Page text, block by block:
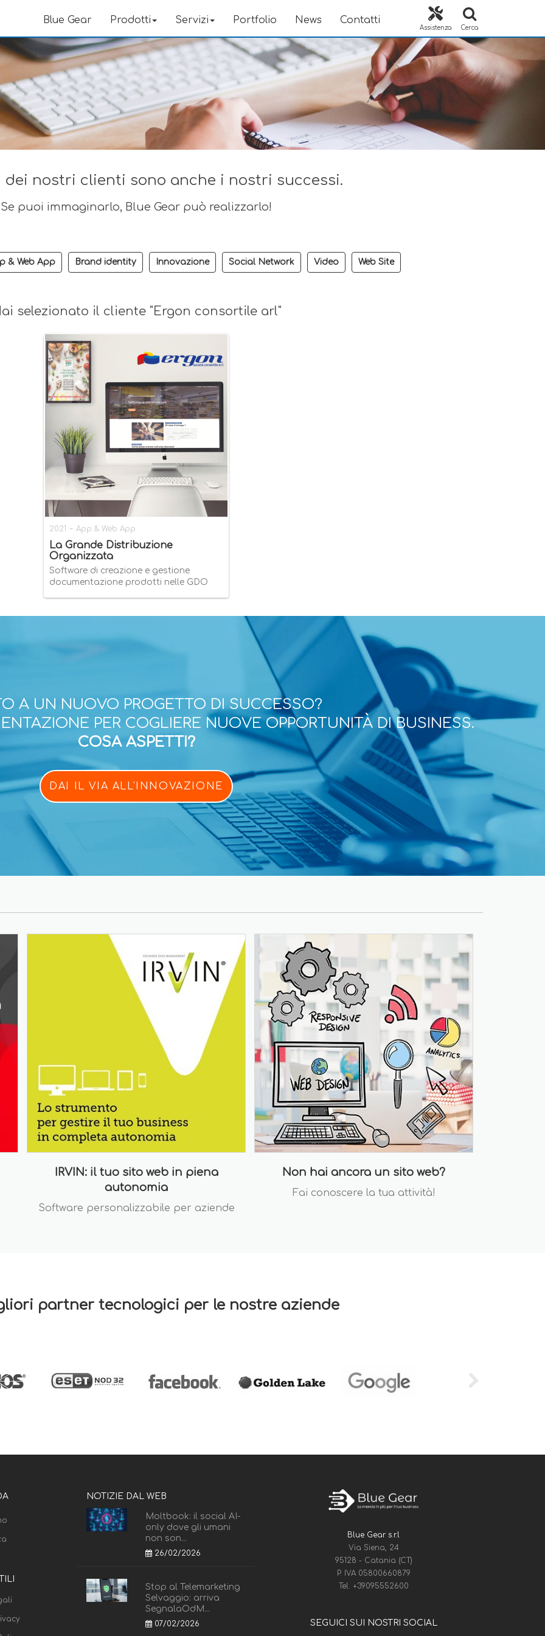
Blue Gear Prodotti Servizi Portfolio News Contatti
Assistenza Cerca
dei nostri clienti sono anche i nostri successi.
Se puoi immaginarlo, Blue Gear può realizzarlo!
& Web App Brand identity Innovazione Social Network Video Web Site
selezionato il cliente "Ergon consortile arl"
2021 - App & Web App
La Grande Distribuzione
Organizzata
Software di creazione e gestione
documentazione prodotti nelle GDO
A UN NUOVO PROGETTO DI SUCCESSO?
PER COGLIERE NUOVE OPPORTUNITÀ DI BUSINESS.
COSA ASPETTI?
DAI IL VIA ALL'INNOVAZIONE
IRVIN: il tuo sito web in piena
autonomia
Software personalizzabile per aziende
Non hai ancora un sito web?
Fai conoscere la tua attività!
partner tecnologici per le nostre aziende
NOTIZIE DAL WEB
Moltbook: il social AI-
only dove gli umani
non son...
26/02/2026
Stop al Telemarketing
Selvaggio: arriva
SegnalaOdM...
07/02/2026
Blue Gear s.r.l
Via Siena, 24
95128 - Catania (CT)
P. IVA 05800660879
Tel. +39095552600
SEGUICI SUI NOSTRI SOCIAL